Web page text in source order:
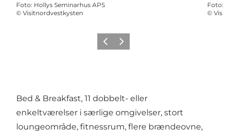
Foto: Hollys Seminarhus APS
© Visitnordvestkysten
Foto:
©
ForrigeNæste
Bed & Breakfast, 11 dobbelt- eller
enkeltværelser i særlige omgivelser, stort
loungeområde, fitnessrum, flere brændeovne,